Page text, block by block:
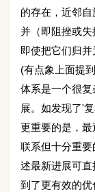
的存在，近邻
并（即阻挫或失
即使把它们归
(有点象上面提
体系是一个很
展。如发现了'
更重要的是，最
联系但十分重
述最新进展可
到了更有效的